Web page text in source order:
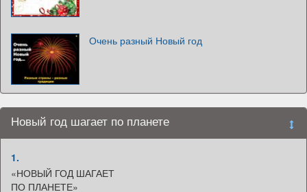
Очень разный Новый год
Новый год шагает по планете
1.
«НОВЫЙ ГОД ШАГАЕТ
ПО ПЛАНЕТЕ»